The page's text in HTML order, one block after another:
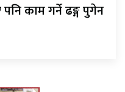
काम गर्ने ढङ्ग पुगेन